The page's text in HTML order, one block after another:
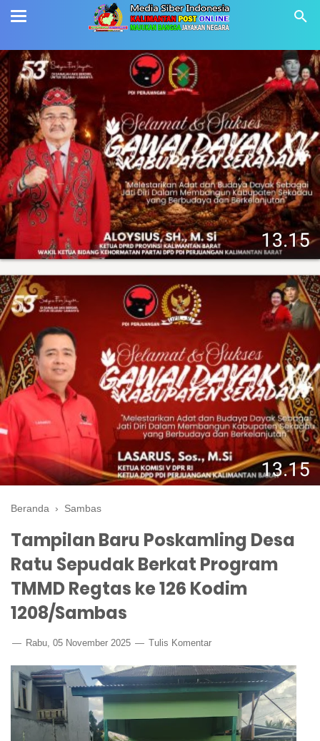
Beranda › Sambas
Tampilan Baru Poskamling Desa
Ratu Sepudak Berkat Program
TMMD Regtas ke 126 Kodim
1208/Sambas
Rabu, 05 November 2025 Tulis Komentar